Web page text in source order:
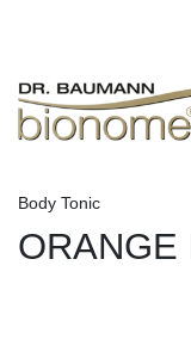
Body Tonic
ORANGE